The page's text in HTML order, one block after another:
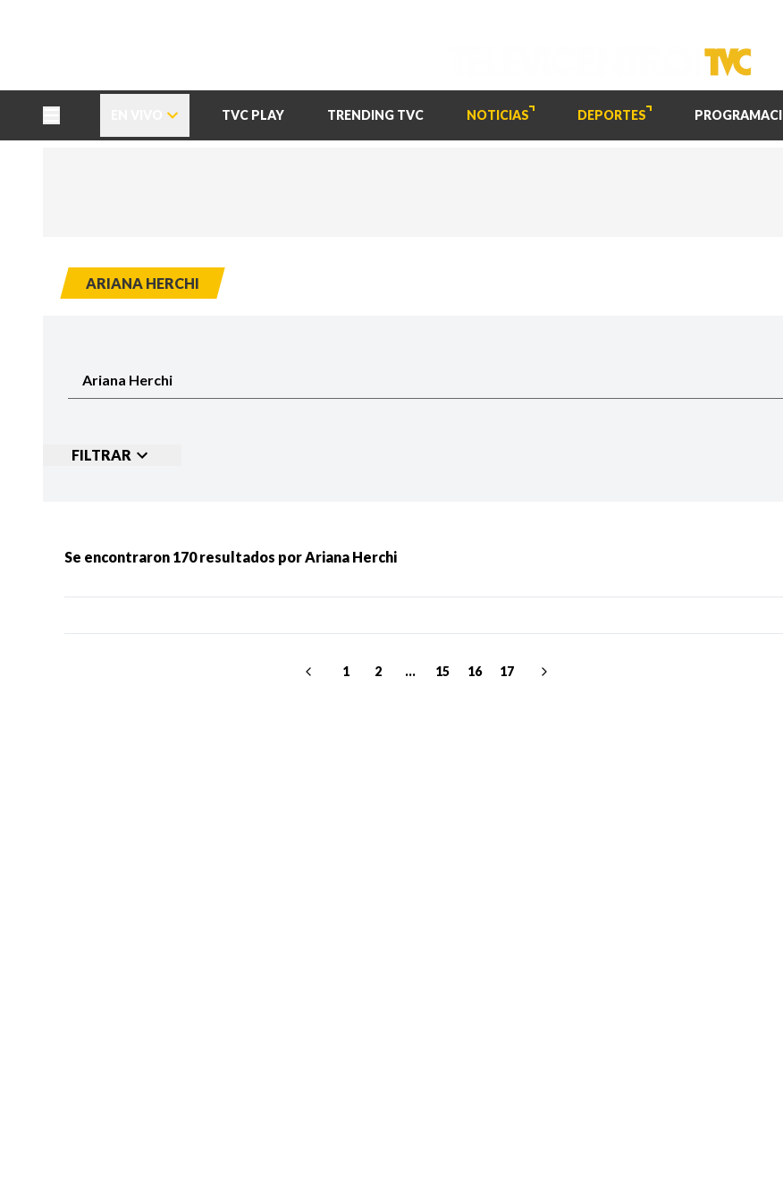
TVC PLAY TRENDING TVC NOTICIAS DEPORTES
ARIANA HERCHI
FILTRAR
Categorias: NOTICIAS SERIES
Se encontraron 170 resultados porAriana Herchi
1 2 ... 15 16 17